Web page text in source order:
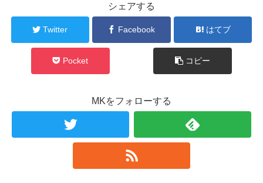
シェアする
Twitter Facebook はてブ
Pocket コピー
MKをフォローする